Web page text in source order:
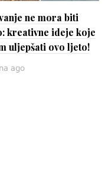
ne mora biti
kreativne ideje koje
uljepšati ovo ljeto!
ago